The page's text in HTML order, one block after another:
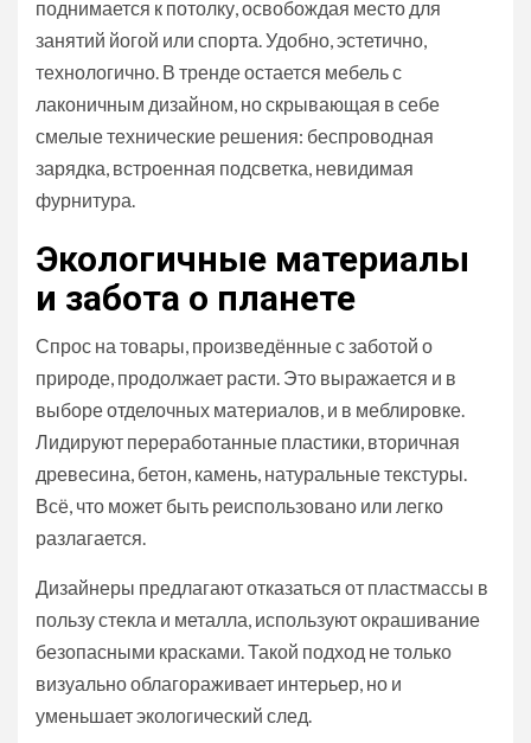
поднимается к потолку, освобождая место для
занятий йогой или спорта. Удобно, эстетично,
технологично. В тренде остается мебель с
лаконичным дизайном, но скрывающая в себе
смелые технические решения: беспроводная
зарядка, встроенная подсветка, невидимая
фурнитура.
Экологичные материалы
и забота о планете
Спрос на товары, произведённые с заботой о
природе, продолжает расти. Это выражается и в
выборе отделочных материалов, и в меблировке.
Лидируют переработанные пластики, вторичная
древесина, бетон, камень, натуральные текстуры.
Всё, что может быть реиспользовано или легко
разлагается.
Дизайнеры предлагают отказаться от пластмассы в
пользу стекла и металла, используют окрашивание
безопасными красками. Такой подход не только
визуально облагораживает интерьер, но и
уменьшает экологический след.